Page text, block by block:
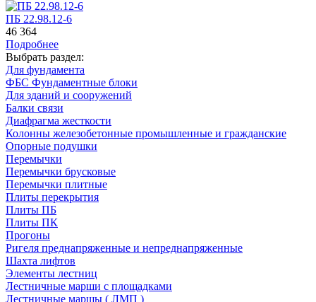
ПБ 22.98.12-6
46 364
Подробнее
Выбрать раздел:
Для фундамента
ФБС Фундаментные блоки
Для зданий и сооружений
Балки связи
Диафрагма жесткости
Колонны железобетонные промышленные и гражданские
Опорные подушки
Перемычки
Перемычки брусковые
Перемычки плитные
Плиты перекрытия
Плиты ПБ
Плиты ПК
Прогоны
Ригеля преднапряженные и непреднапряженные
Шахта лифтов
Элементы лестниц
Лестничные марши с площадками
Лестничные маршы ( ЛМП )